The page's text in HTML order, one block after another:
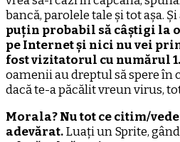
bancă, parolele tale și tot așa.
puțin probabil să câștigi la
pe Internet și nici nu vei
fost vizitatorul cu numărul
oamenii au dreptul să spere în
dacă te-a păcălit vreun virus,
Morala? Nu tot ce citim/
adevărat.Luați un Sprite,